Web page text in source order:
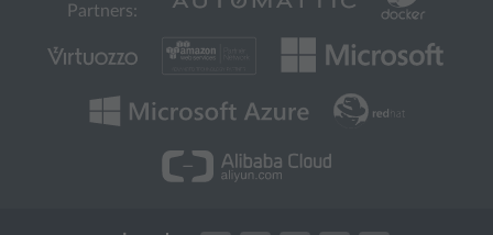
Partners: